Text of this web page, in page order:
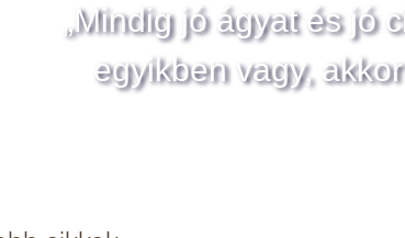
„Mindig jó ágyat és jó
egyikben vagy,